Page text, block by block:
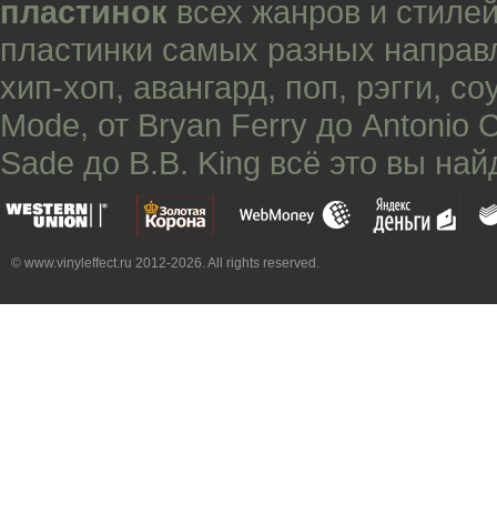
пластинок всех жанров и
пластинки самых разных
хип-хоп, авангард, поп, рэгги,
Mode, от Bryan Ferry до Antonio
Sade до B.B. King всё это вы
© www.vinyleffect.ru 2012-2026. All rights reserved.